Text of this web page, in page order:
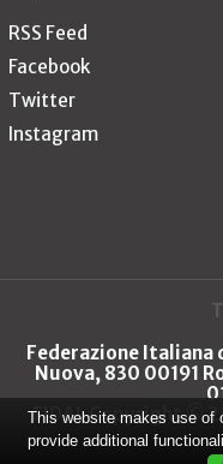
RSS Feed
Facebook
Twitter
Instagram
Federazione Italiana
Nuova, 830 00191
FIDAL Copyright ©
This website makes use of
provide additional